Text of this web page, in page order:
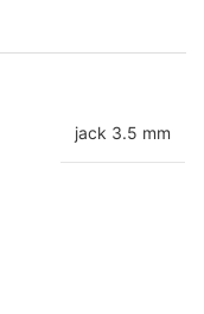
jack 3.5 mm